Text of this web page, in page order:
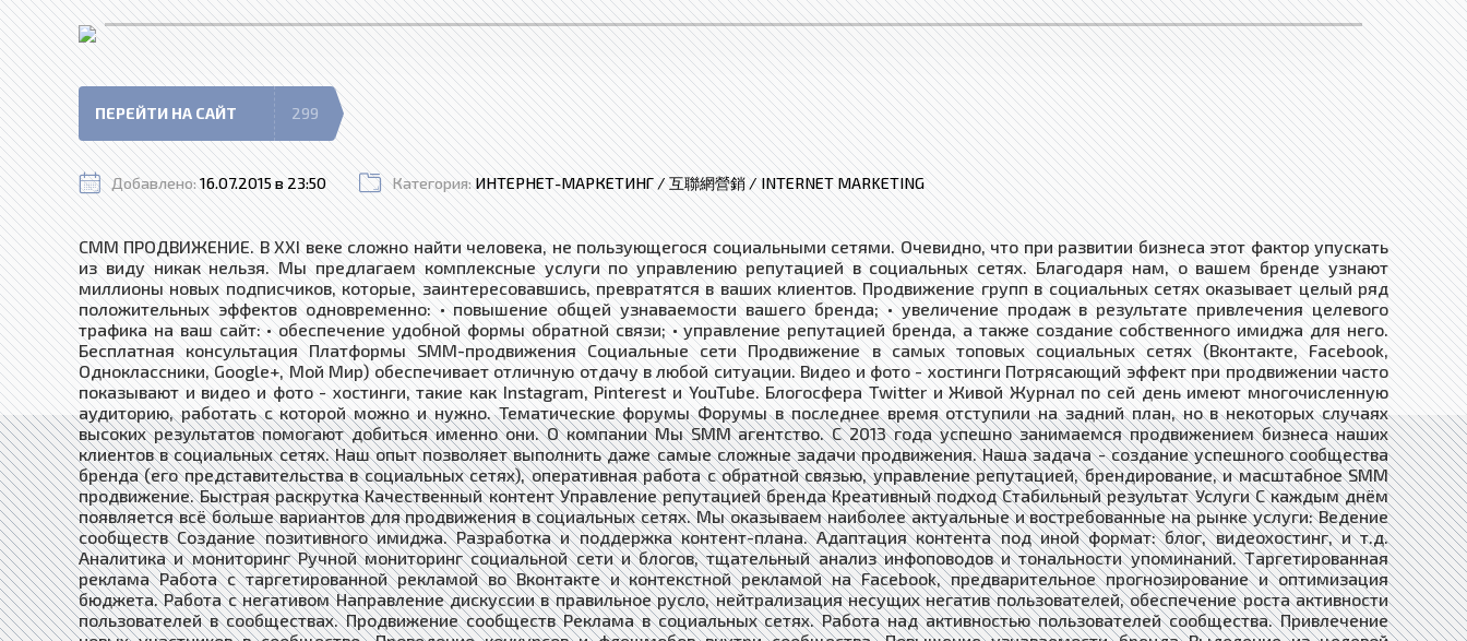
ПЕРЕЙТИ НА САЙТ 299
Добавлено:16.07.2015 в 23:50 Категория:ИНТЕРНЕТ-МАРКЕТИНГ / 互聯網營銷 / INTERNET MARKETING
СММ ПРОДВИЖЕНИЕ. В XXI веке сложно найти человека, не пользующегося социальными сетями. Очевидно, что при развитии бизнеса этот фактор упускать
из виду никак нельзя. Мы предлагаем комплексные услуги по управлению репутацией в социальных сетях. Благодаря нам, о вашем бренде узнают
миллионы новых подписчиков, которые, заинтересовавшись, превратятся в ваших клиентов. Продвижение групп в социальных сетях оказывает целый ряд
положительных эффектов одновременно: • повышение общей узнаваемости вашего бренда; • увеличение продаж в результате привлечения целевого
трафика на ваш сайт: • обеспечение удобной формы обратной связи; • управление репутацией бренда, а также создание собственного имиджа для него.
Бесплатная консультация Платформы SMM-продвижения Социальные сети Продвижение в самых топовых социальных сетях (Вконтакте, Facebook,
Одноклассники, Google+, Мой Мир) обеспечивает отличную отдачу в любой ситуации. Видео и фото - хостинги Потрясающий эффект при продвижении часто
показывают и видео и фото - хостинги, такие как Instagram, Pinterest и YouTube. Блогосфера Twitter и Живой Журнал по сей день имеют многочисленную
аудиторию, работать с которой можно и нужно. Тематические форумы Форумы в последнее время отступили на задний план, но в некоторых случаях
высоких результатов помогают добиться именно они. О компании Мы SMM агентство. С 2013 года успешно занимаемся продвижением бизнеса наших
клиентов в социальных сетях. Наш опыт позволяет выполнить даже самые сложные задачи продвижения. Наша задача - создание успешного сообщества
бренда (его представительства в социальных сетях), оперативная работа с обратной связью, управление репутацией, брендирование, и масштабное SMM
продвижение. Быстрая раскрутка Качественный контент Управление репутацией бренда Креативный подход Стабильный результат Услуги С каждым днём
появляется всё больше вариантов для продвижения в социальных сетях. Мы оказываем наиболее актуальные и востребованные на рынке услуги: Ведение
сообществ Создание позитивного имиджа. Разработка и поддержка контент-плана. Адаптация контента под иной формат: блог, видеохостинг, и т.д.
Аналитика и мониторинг Ручной мониторинг социальной сети и блогов, тщательный анализ инфоповодов и тональности упоминаний. Таргетированная
реклама Работа с таргетированной рекламой во Вконтакте и контекстной рекламой на Facebook, предварительное прогнозирование и оптимизация
бюджета. Работа с негативом Направление дискуссии в правильное русло, нейтрализация несущих негатив пользователей, обеспечение роста активности
пользователей в сообществах. Продвижение сообществ Реклама в социальных сетях. Работа над активностью пользователей сообщества. Привлечение